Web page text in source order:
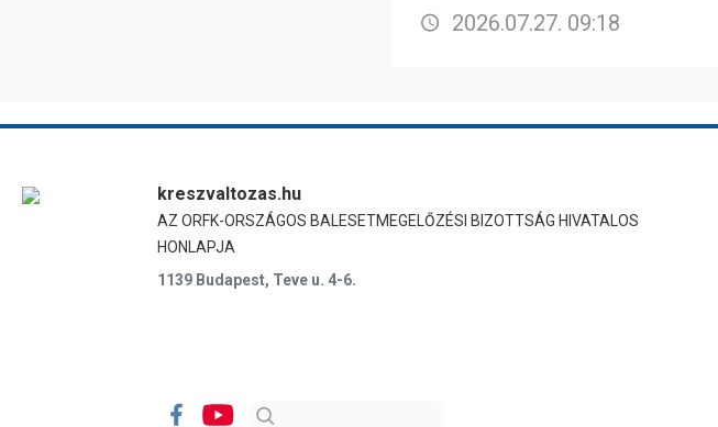
2026.07.27. 09:18
kreszvaltozas.hu
AZ ORFK-ORSZÁGOS BALESETMEGELŐZÉSI BIZOTTSÁG HIVATALOS
HONLAPJA
1139 Budapest, Teve u. 4-6.